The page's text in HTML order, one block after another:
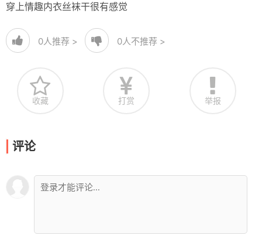
穿上情趣内衣丝袜干很有感觉
0人推荐 > 0人不推荐 >
收藏 打赏 举报
评论